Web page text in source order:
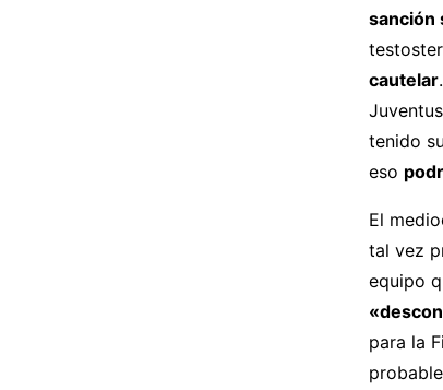
sanción
cautelar
tenido
eso
El
tal vez
equipo
para la